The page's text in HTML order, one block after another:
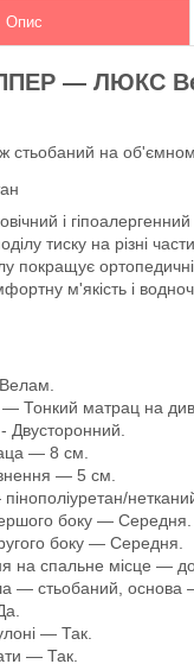
Опис
— ЛЮКС
стьобаний на
і
тиску на різні
покращує
м'якість і
Тонкий матрац на
Двусторонний.
— 8 см.
— 5 см.
боку — Середня.
боку — Середня.
на спальне місце — до
— стьобаний, основа
— Так.
— Так.